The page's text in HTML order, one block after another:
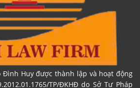
Đình Huy được thành lập và hoạt động
TP/ĐKHĐ do Sở Tư Pháp